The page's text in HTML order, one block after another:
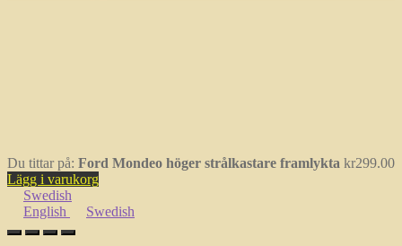
Du tittar på: Ford Mondeo höger strålkastare framlykta kr299.00
Lägg i varukorg
Swedish
English
Swedish